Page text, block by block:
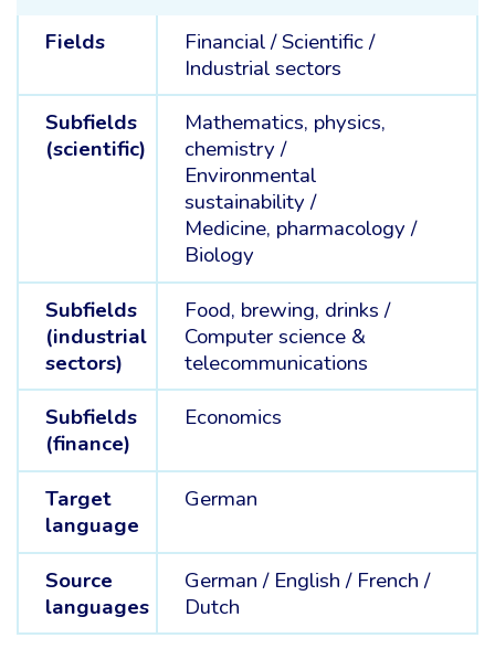
Fields Financial /Scientific /
Industrial sectors
Subfields
(scientific)
Mathematics, physics,
chemistry /
Environmental
sustainability /
Medicine, pharmacology /
Biology
Subfields
(industrial
sectors)
Food, brewing, drinks /
Computer science &
telecommunications
Subfields
(finance)
Economics
Target
language
German
Source
languages
German / English / French /
Dutch